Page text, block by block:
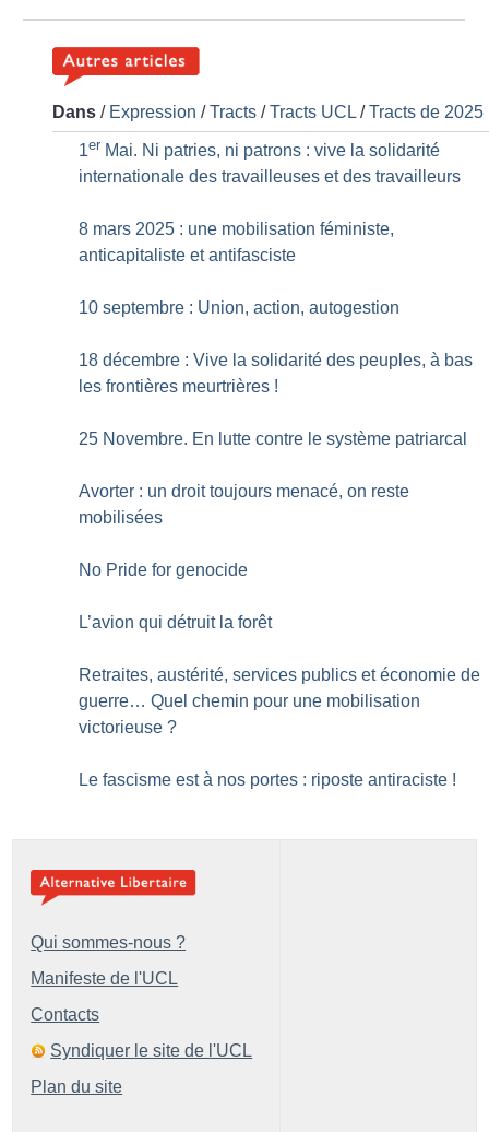
Dans / Expression /Tracts /Tracts UCL /Tracts de 2025
1er Mai. Ni patries, ni patrons : vive la solidarité
internationale des travailleuses et des travailleurs
8 mars 2025 : une mobilisation féministe,
anticapitaliste et antifasciste
10 septembre : Union, action, autogestion
18 décembre : Vive la solidarité des peuples, à bas
les frontières meurtrières !
25 Novembre. En lutte contre le système patriarcal
Avorter : un droit toujours menacé, on reste
mobilisées
No Pride for genocide
L’avion qui détruit la forêt
Retraites, austérité, services publics et économie de
guerre… Quel chemin pour une mobilisation
victorieuse ?
Le fascisme est à nos portes : riposte antiraciste !
Qui sommes-nous ?
Manifeste de l'UCL
Contacts
Syndiquer le site de l'UCL
Plan du site